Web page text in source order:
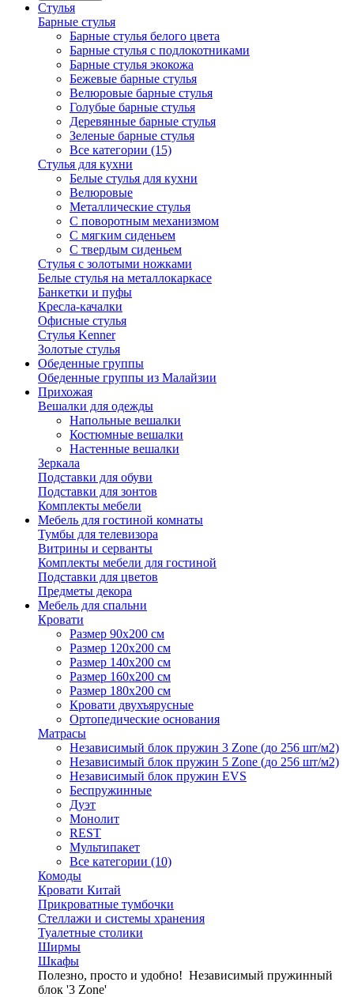
Стулья
Барные стулья
Барные стулья белого цвета
Барные стулья с подлокотниками
Барные стулья экокожа
Бежевые барные стулья
Велюровые барные стулья
Голубые барные стулья
Деревянные барные стулья
Зеленые барные стулья
Все категории (15)
Стулья для кухни
Белые стулья для кухни
Велюровые
Металлические стулья
С поворотным механизмом
С мягким сиденьем
С твердым сиденьем
Стулья с золотыми ножками
Белые стулья на металлокаркасе
Банкетки и пуфы
Кресла-качалки
Офисные стулья
Стулья Kenner
Золотые стулья
Обеденные группы
Обеденные группы из Малайзии
Прихожая
Вешалки для одежды
Напольные вешалки
Костюмные вешалки
Настенные вешалки
Зеркала
Подставки для обуви
Подставки для зонтов
Комплекты мебели
Мебель для гостиной комнаты
Тумбы для телевизора
Витрины и серванты
Комплекты мебели для гостиной
Подставки для цветов
Предметы декора
Мебель для спальни
Кровати
Размер 90х200 см
Размер 120х200 см
Размер 140х200 см
Размер 160х200 см
Размер 180х200 см
Кровати двухъярусные
Ортопедические основания
Матрасы
Независимый блок пружин 3 Zone (до 256 шт/м2)
Независимый блок пружин 5 Zone (до 256 шт/м2)
Независимый блок пружин EVS
Беспружинные
Дуэт
Монолит
REST
Мультипакет
Все категории (10)
Комоды
Кровати Китай
Прикроватные тумбочки
Стеллажи и системы хранения
Туалетные столики
Ширмы
Шкафы
Полезно, просто и удобно! Независимый пружинный
блок '3 Zone'